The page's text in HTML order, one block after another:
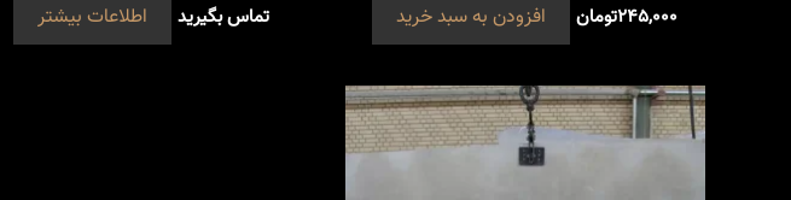
۲۴۵,۰۰۰تومان افزودن به سبد خرید تماس بگیرید اطلاعات بیشتر